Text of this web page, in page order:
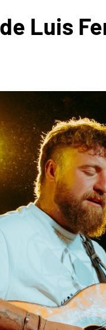
Luis